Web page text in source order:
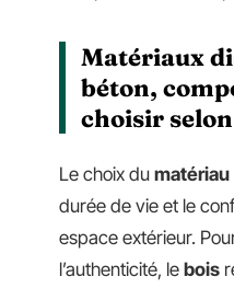
Matériaux
béton,
choisir
Le choix du matériau
durée de vie et le
espace extérieur.
l’authenticité, le bois